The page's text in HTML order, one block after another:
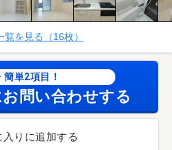
覧を見る（16枚）
簡単2項目！
問い合わせする
入りに追加する